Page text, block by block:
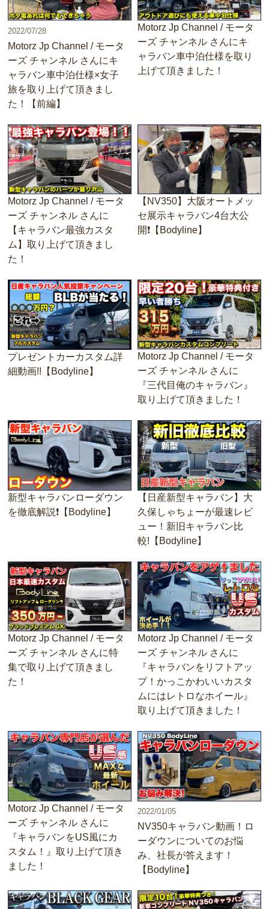
2022/07/28
Motorz Jp Channel / モータ
ーズ チャンネル さんにキ
ャラバン車中泊仕様×女子
旅を取り上げて頂きまし
た！【前編】
Motorz Jp Channel / モータ
ーズ チャンネル さんにキ
ャラバン車中泊仕様を取り
上げて頂きました！
Motorz Jp Channel / モータ
ーズ チャンネル さんに
【キャラバン最強カスタ
ム】取り上げて頂きまし
た！
【NV350】大阪オートメッ
セ展示キャラバン4台大公
開❗️【Bodyline】
プレゼントカーカスタム詳
細動画!!【Bodyline】
Motorz Jp Channel / モータ
ーズ チャンネル さんに
『三代目俺のキャラバン』
取り上げて頂きました！
新型キャラバンローダウン
を徹底解説❗️【Bodyline】
【日産新型キャラバン】大
久保しゃちょーが最速レビ
ュー！新旧キャラバン比
較!【Bodyline】
Motorz Jp Channel / モータ
ーズ チャンネル さんに特
集で取り上げて頂きまし
た！
Motorz Jp Channel / モータ
ーズ チャンネル さんに
『キャラバンをリフトアッ
プ！かっこかわいいカスタ
ムにはレトロなホイール』
取り上げて頂きました！
Motorz Jp Channel / モータ
ーズ チャンネル さんに
『キャラバンをUS風にカ
スタム！』取り上げて頂き
ました！
2022/01/05
NV350キャラバン動画！ロ
ーダウンについてのお悩
み、社長が答えます！
【Bodyline】